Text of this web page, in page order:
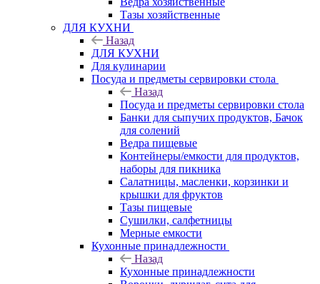
Тазы хозяйственные
ДЛЯ КУХНИ
Назад
ДЛЯ КУХНИ
Для кулинарии
Посуда и предметы сервировки стола
Назад
Посуда и предметы сервировки стола
Банки для сыпучих продуктов, Бачок
для солений
Ведра пищевые
Контейнеры/емкости для продуктов,
наборы для пикника
Салатницы, масленки, корзинки и
крышки для фруктов
Тазы пищевые
Сушилки, салфетницы
Мерные емкости
Кухонные принадлежности
Назад
Кухонные принадлежности